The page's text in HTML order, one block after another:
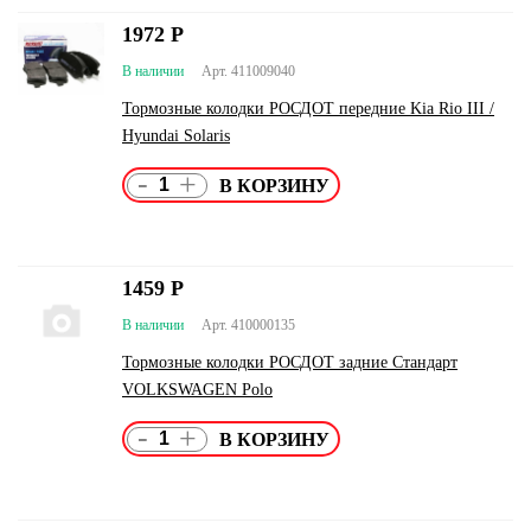
Арт. 411009040
В наличии
Тормозные колодки РОСДОТ передние Kia Rio III /
Hyundai Solaris
1972 Р
- +
Арт. 410000135
В наличии
Тормозные колодки РОСДОТ задние Стандарт
VOLKSWAGEN Polo
1459 Р
- +